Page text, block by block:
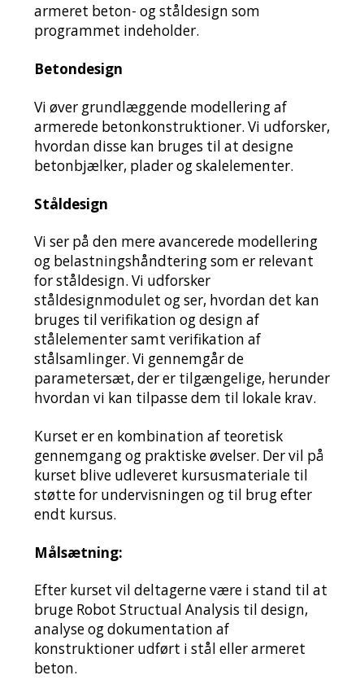
armeret beton- og ståldesign som
programmet indeholder.
Betondesign
Vi øver grundlæggende modellering af
armerede betonkonstruktioner. Vi udforsker,
hvordan disse kan bruges til at designe
betonbjælker, plader og skalelementer.
Ståldesign
Vi ser på den mere avancerede modellering
og belastningshåndtering som er relevant
for ståldesign. Vi udforsker
ståldesignmodulet og ser, hvordan det kan
bruges til verifikation og design af
stålelementer samt verifikation af
stålsamlinger. Vi gennemgår de
parametersæt, der er tilgængelige, herunder
hvordan vi kan tilpasse dem til lokale krav.
Kurset er en kombination af teoretisk
gennemgang og praktiske øvelser. Der vil på
kurset blive udleveret kursusmateriale til
støtte for undervisningen og til brug efter
endt kursus.
Målsætning:
Efter kurset vil deltagerne være i stand til at
bruge Robot Structual Analysis til design,
analyse og dokumentation af
konstruktioner udført i stål eller armeret
beton.